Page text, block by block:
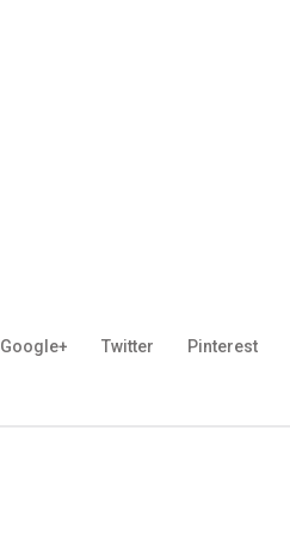
Google+ Twitter Pinterest